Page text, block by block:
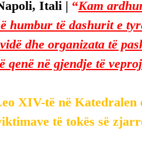
Itali | “Kam
humbur të dashurit e
dhe organizata të
qenë në gjendje të
XIV-të në
të tokës së